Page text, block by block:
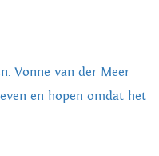
Vonne van der Meer
en hopen omdat het